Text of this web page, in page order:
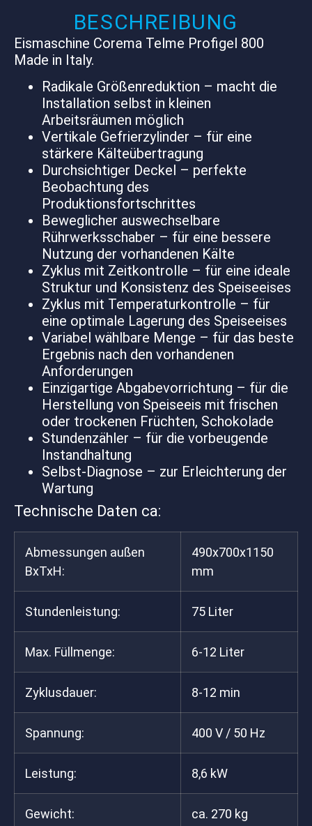
BESCHREIBUNG
Eismaschine Corema Telme Profigel 800
Made in Italy.
Radikale Größenreduktion – macht die
Installation selbst in kleinen
Arbeitsräumen möglich
Vertikale Gefrierzylinder – für eine
stärkere Kälteübertragung
Durchsichtiger Deckel – perfekte
Beobachtung des
Produktionsfortschrittes
Beweglicher auswechselbare
Rührwerksschaber – für eine bessere
Nutzung der vorhandenen Kälte
Zyklus mit Zeitkontrolle – für eine ideale
Struktur und Konsistenz des Speiseeises
Zyklus mit Temperaturkontrolle – für
eine optimale Lagerung des Speiseeises
Variabel wählbare Menge – für das beste
Ergebnis nach den vorhandenen
Anforderungen
Einzigartige Abgabevorrichtung – für die
Herstellung von Speiseeis mit frischen
oder trockenen Früchten, Schokolade
Stundenzähler – für die vorbeugende
Instandhaltung
Selbst-Diagnose – zur Erleichterung der
Wartung
Technische Daten ca:
Abmessungen außen
BxTxH:
490x700x1150
mm
Stundenleistung: 75 Liter
Max. Füllmenge: 6-12 Liter
Zyklusdauer: 8-12 min
Spannung: 400 V / 50 Hz
Leistung: 8,6 kW
Gewicht: ca. 270 kg